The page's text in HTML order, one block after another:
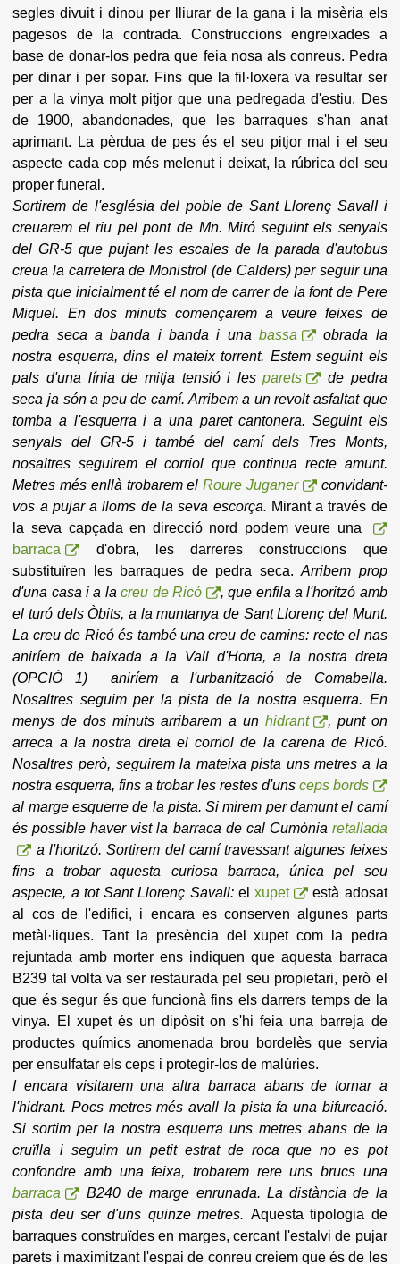
segles divuit i dinou per lliurar de la gana i la misèria els
pagesos de la contrada. Construccions engreixades a
base de donar-los pedra que feia nosa als conreus. Pedra
per dinar i per sopar. Fins que la fil·loxera va resultar ser
per a la vinya molt pitjor que una pedregada d'estiu. Des
de 1900, abandonades, que les barraques s'han anat
aprimant. La pèrdua de pes és el seu pitjor mal i el seu
aspecte cada cop més melenut i deixat, la rúbrica del seu
proper funeral.
Sortirem de l'església del poble de Sant Llorenç SavalI i
creuarem el riu pel pont de Mn. Miró seguint els senyals
del GR-5 que pujant les escales de la parada d'autobus
creua la carretera de Monistrol (de Calders) per seguir una
pista que inicialment té el nom de carrer de la font de Pere
Miquel. En dos minuts començarem a veure feixes de
pedra seca a banda i banda i una bassa
obrada la
nostra esquerra, dins el mateix torrent. Estem seguint els
pals d'una línia de mitja tensió i lesparets
de pedra
seca ja són a peu de camí. Arribem a un revolt asfaltat que
tomba a l'esquerra i a una paret cantonera. Seguint els
senyals del GR-5 i també del camí dels Tres Monts,
nosaltres seguirem el corriol que continua recte amunt.
Metres més enllà trobarem elRoure Juganer
convidant-
vos a pujar a lloms de la seva escorça. Mirant a través de
la seva capçada en direcció nord podem veure una
barraca
d'obra, les darreres construccions que
substituïren les barraques de pedra seca.Arribem prop
d'una casa i a lacreu de Ricó
, que enfila a l'horitzó amb
el turó dels Òbits, a la muntanya de Sant Llorenç del Munt.
La creu de Ricó és també una creu de camins: recte el nas
aniríem de baixada a la Vall d'Horta, a la nostra dreta
(OPCIÓ 1) aniríem a l'urbanització de Comabella.
Nosaltres seguim per la pista de la nostra esquerra. En
menys de dos minuts arribarem a un hidrant
, punt on
arreca a la nostra dreta el corriol de la carena de Ricó.
Nosaltres però, seguirem la mateixa pista uns metres a la
nostra esquerra, fins a trobar les restes d'uns ceps bords
al marge esquerre de la pista. Si mirem per damunt el camí
és possible haver vist la barraca de cal Cumònia retallada
a l'horitzó. Sortirem del camí travessant algunes feixes
fins a trobar aquesta curiosa barraca, única pel seu
aspecte, a tot Sant Llorenç Savall: elxupet
està adosat
al cos de l'edifici, i encara es conserven algunes parts
metàl·liques. Tant la presència del xupet com la pedra
rejuntada amb morter ens indiquen que aquesta barraca
B239 tal volta va ser restaurada pel seu propietari, però el
que és segur és que funcionà fins els darrers temps de la
vinya. El xupet és un dipòsit on s'hi feia una barreja de
productes químics anomenada brou bordelès que servia
per ensulfatar els ceps i protegir-los de malúries.
I encara visitarem una altra barraca abans de tornar a
l'hidrant. Pocs metres més avall la pista fa una bifurcació.
Si sortim per la nostra esquerra uns metres abans de la
cruïlla i seguim un petit estrat de roca que no es pot
confondre amb una feixa, trobarem rere uns brucs una
barraca
B240 de marge enrunada. La distància de la
pista deu ser d'uns quinze metres. Aquesta tipologia de
barraques construïdes en marges, cercant l'estalvi de pujar
parets i maximitzant l'espai de conreu creiem que és de les